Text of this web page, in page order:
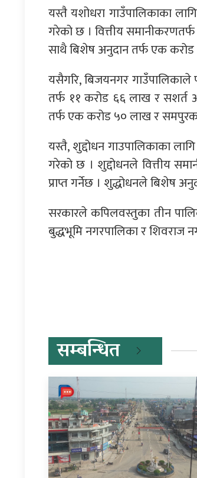
यस्तै यशोधरा गाउँपालिकाका
गरेको छ । वित्तीय
साथै बिशेष अनुदान तर्फ एक
यसैगरि, बिजयनगर गाउँपालिकाले
तर्फ ११ करोड ६६ लाख र सशर्त
तर्फ एक करोड ५० लाख र समपुरक
यस्तै, शुद्दोधन गाउपालिकाका
गरेको छ । शुद्दोधनले वित्तीय
प्राप्त गर्नेछ । शुद्धोधनले बिशेष
सरकारले कपिलवस्तुका तीन
बुद्धभूमि नगरपालिका र शिवराज
सम्बन्धित